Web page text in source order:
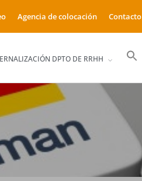
Agencia de colocación Contacto
DPTO DE RRHH